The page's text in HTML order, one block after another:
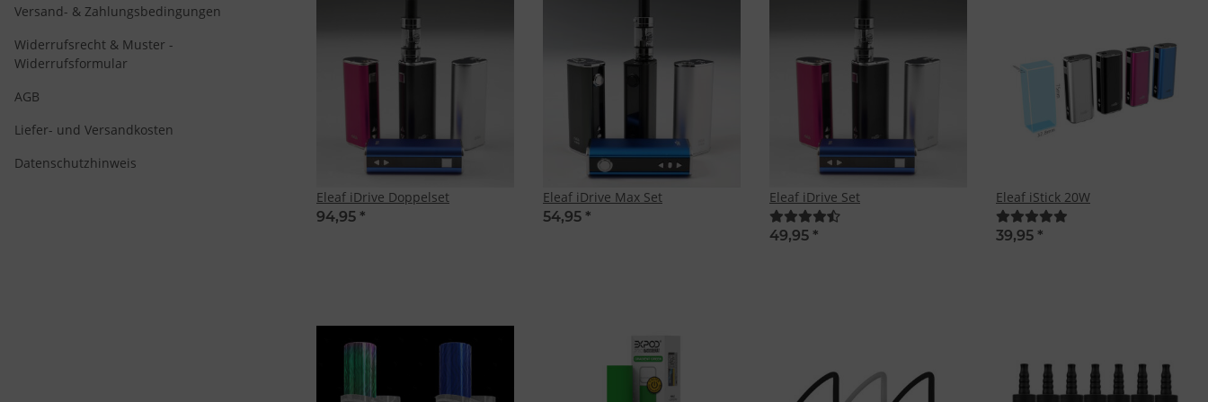
Eleaf iDrive Doppelset
94,95 *
Eleaf iDrive Max Set
54,95 *
Eleaf iDrive Set
49,95 *
Eleaf iStick 20W
39,95 *
Versand- & Zahlungsbedingungen
Widerrufsrecht & Muster -
Widerrufsformular
AGB
Liefer- und Versandkosten
Datenschutzhinweis